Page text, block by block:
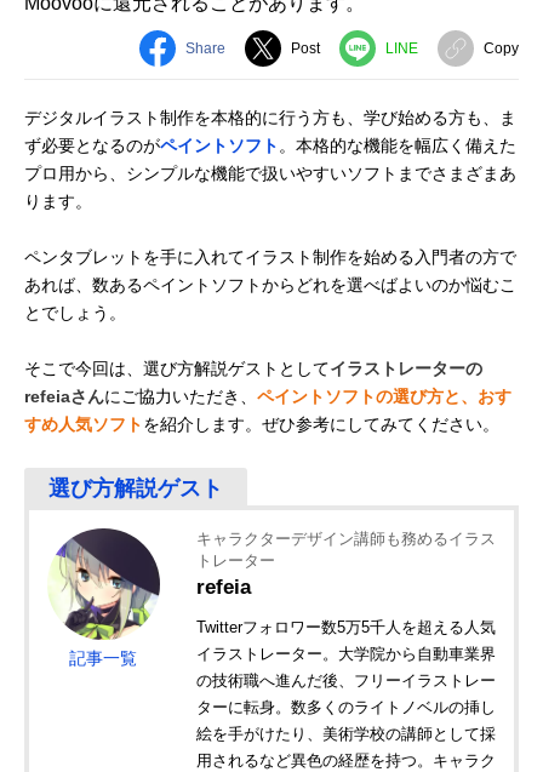
Share Post LINE Copy
デジタルイラスト制作を本格的に行う方も、学び始める方も、ま
ず必要となるのがペイントソフト 。本格的な機能を幅広く備えた
プロ用から、シンプルな機能で扱いやすいソフトまでさまざまあ
ります。
ペンタブレットを手に入れてイラスト制作を始める入門者の方で
あれば、数あるペイントソフトからどれを選べばよいのか悩むこ
とでしょう。
そこで今回は、選び方解説ゲストとしてイラストレーターの
refeiaさんにご協力いただき、 ペイントソフトの選び方と、おす
すめ人気ソフトを紹介します。ぜひ参考にしてみてください。
記事一覧
キャラクターデザイン講師も務めるイラス
トレーター
refeia
Twitterフォロワー数5万5千人を超える人気
イラストレーター。大学院から自動車業界
の技術職へ進んだ後、フリーイラストレー
ターに転身。数多くのライトノベルの挿し
絵を手がけたり、美術学校の講師として採
用されるなど異色の経歴を持つ。キャラク